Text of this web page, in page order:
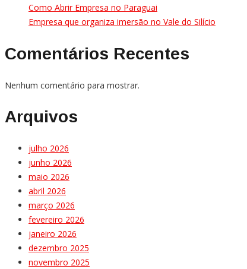
Como Abrir Empresa no Paraguai
Empresa que organiza imersão no Vale do Silício
Comentários Recentes
Nenhum comentário para mostrar.
Arquivos
julho 2026
junho 2026
maio 2026
abril 2026
março 2026
fevereiro 2026
janeiro 2026
dezembro 2025
novembro 2025